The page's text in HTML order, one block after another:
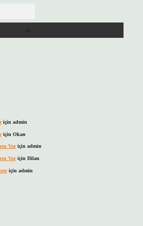
için admin
için Okan
Variçin admin
Variçin Dilan
için admin